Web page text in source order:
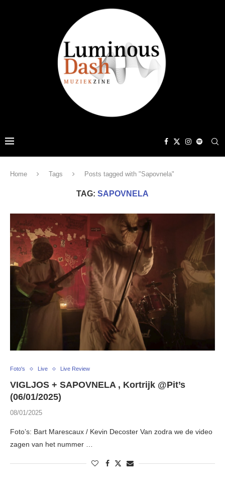
Home Tags Posts tagged with "Sapovnela"
TAG: SAPOVNELA
Foto's Live Live Review
VIGLJOS + SAPOVNELA , Kortrijk @Pit’s
(06/01/2025)
08/01/2025
Foto’s: Bart Marescaux / Kevin Decoster Van zodra we de video
zagen van het nummer …